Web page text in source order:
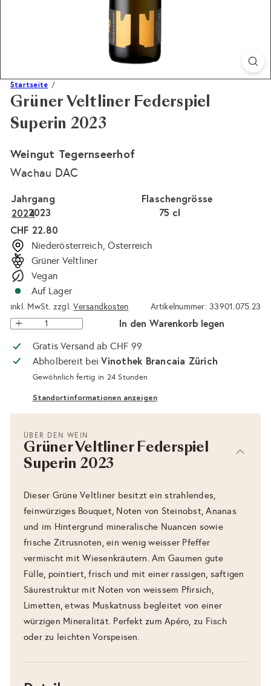
Startseite
Grüner Veltliner Federspiel
Superin 2023
Weingut Tegernseerhof
Wachau DAC
Flaschengrösse
75 cl
Jahrgang
2023
2024
Normaler
Preis
CHF 22.80
Niederösterreich, Österreich
Grüner Veltliner
Vegan
Auf Lager
inkl. MwSt. zzgl.Versandkosten Artikelnummer: 33901.075.23
In den Warenkorb legen
Gratis Versand ab CHF 99
Abholbereit beiVinothek Brancaia Zürich
Gewöhnlich fertig in 24 Stunden
Standortinformationen anzeigen
ÜBER DEN WEIN
Grüner Veltliner Federspiel
Superin 2023
Dieser Grüne Veltliner besitzt ein strahlendes,
feinwürziges Bouquet, Noten von Steinobst, Ananas
und im Hintergrund mineralische Nuancen sowie
frische Zitrusnoten, ein wenig weisser Pfeffer
vermischt mit Wiesenkräutern. Am Gaumen gute
Fülle, pointiert, frisch und mit einer rassigen, saftigen
Säurestruktur mit Noten von weissem Pfirsich,
Limetten, etwas Muskatnuss begleitet von einer
würzigen Mineralität. Perfekt zum Apéro, zu Fisch
oder zu leichten Vorspeisen.